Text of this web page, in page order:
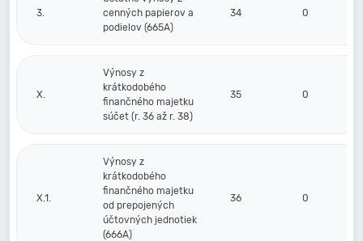
3.
cenných papierov a
podielov (665A)
34 0
X.
Výnosy z
krátkodobého
finančného majetku
súčet (r. 36 až r. 38)
35 0
X.1.
Výnosy z
krátkodobého
finančného majetku
od prepojených
účtovných jednotiek
(666A)
36 0